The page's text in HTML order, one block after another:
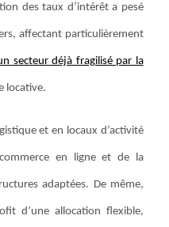
des taux d’intérêt a pesé
affectant particulièrement
secteur déjà fragilisé par la
locative.
et en locaux d’activité
en ligne et de la
adaptées. De même,
d’une allocation flexible,